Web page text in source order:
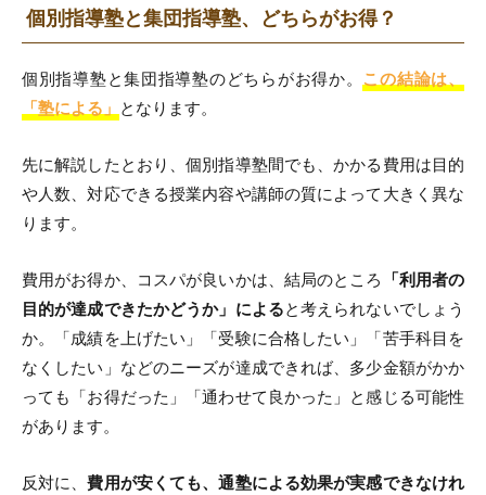
個別指導塾と集団指導塾、どちらがお得？
個別指導塾と集団指導塾のどちらがお得か。 この結論は、
「塾による」 となります。
先に解説したとおり、個別指導塾間でも、かかる費用は目的
や人数、対応できる授業内容や講師の質によって大きく異な
ります。
費用がお得か、コスパが良いかは、結局のところ
「利用者の
目的が達成できたかどうか」によると考えられないでしょう
か。「成績を上げたい」「受験に合格したい」「苦手科目を
なくしたい」などのニーズが達成できれば、多少金額がかか
っても「お得だった」「通わせて良かった」と感じる可能性
があります。
反対に、費用が安くても、通塾による効果が実感できなけれ